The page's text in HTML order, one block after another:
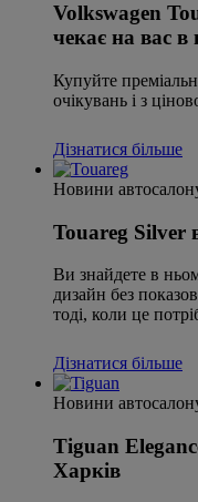
Volkswagen
чекає на вас в
Купуйте
очікувань і з
Дізнатися більше
Новини
Touareg Silver
Ви знайдете в
дизайн без
тоді, коли це
Дізнатися більше
Новини
Tiguan
Харків